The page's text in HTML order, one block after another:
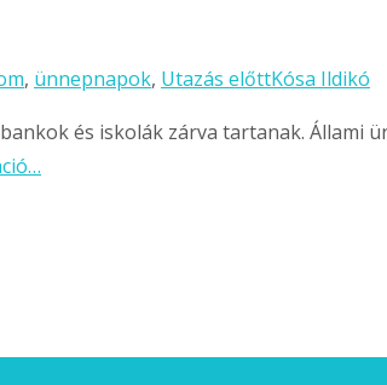
, ünnepnapok, Utazás előttKósa Ildikó
és iskolák zárva tartanak. Állami